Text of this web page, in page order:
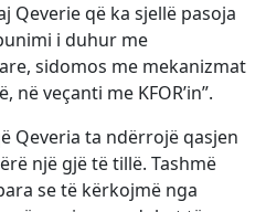
Qeverie që ka sjellë pasoja
i duhur me
sidomos me mekanizmat
veçanti me KFOR’in”.
Qeveria ta ndërrojë qasjen
një gjë të tillë. Tashmë
se të kërkojmë nga